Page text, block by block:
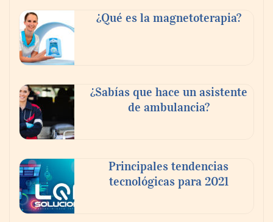
buscan proyectar talento mexicano y
fortalecer el turismo médico
En el Día de la Cerveza, Grupo Modelo
¿Qué es la magnetoterapia?
¿Sabías que hace un asistente
de ambulancia?
Principales tendencias
tecnológicas para 2021